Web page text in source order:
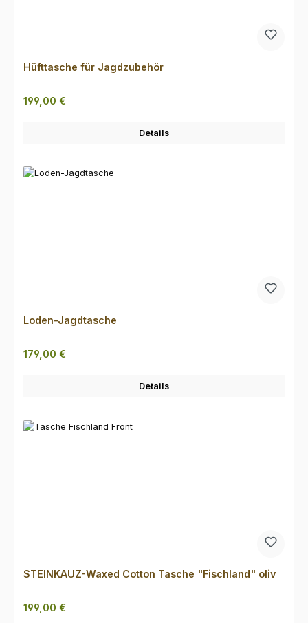
Hüfttasche für Jagdzubehör
Regulärer Preis:
199,00 €
Details
Loden-Jagdtasche
Regulärer Preis:
179,00 €
Details
STEINKAUZ-Waxed Cotton Tasche "Fischland" oliv
Regulärer Preis:
199,00 €